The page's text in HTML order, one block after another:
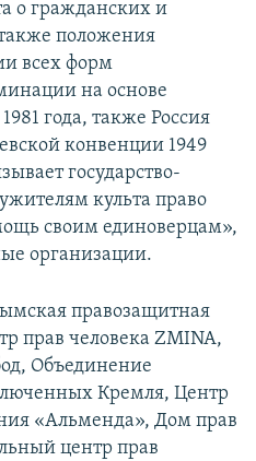
о гражданских и
положения
всех форм
на основе
года, также Россия
конвенции 1949
государство-
культа право
своим единоверцам»,
организации.
правозащитная
прав человека ZMINA,
Объединение
Кремля, Центр
«Альменда», Дом прав
центр прав